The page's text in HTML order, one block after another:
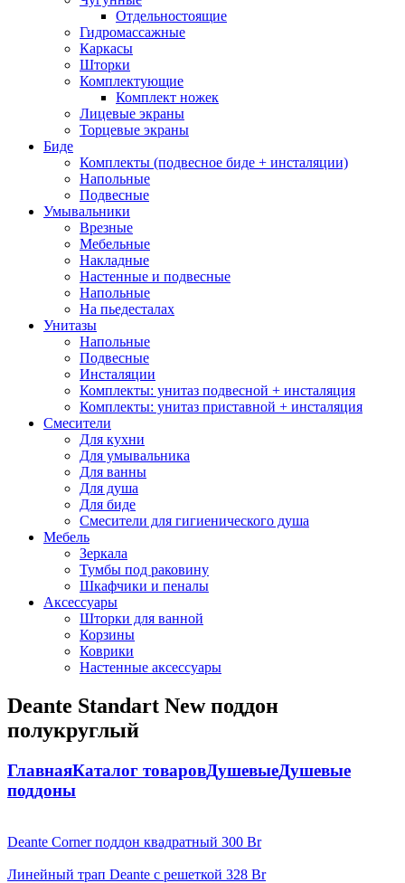
Отдельностоящие
Гидромассажные
Каркасы
Шторки
Комплектующие
Комплект ножек
Лицевые экраны
Торцевые экраны
Биде
Комплекты (подвесное биде + инсталяции)
Напольные
Подвесные
Умывальники
Врезные
Мебельные
Накладные
Настенные и подвесные
Напольные
На пьедесталах
Унитазы
Напольные
Подвесные
Инсталяции
Комплекты: унитаз подвесной + инсталяция
Комплекты: унитаз приставной + инсталяция
Смесители
Для кухни
Для умывальника
Для ванны
Для душа
Для биде
Смесители для гигиенического душа
Мебель
Зеркала
Тумбы под раковину
Шкафчики и пеналы
Аксессуары
Шторки для ванной
Корзины
Коврики
Настенные аксессуары
Deante Standart New поддон
полукруглый
ГлавнаяКаталог товаровДушевыеДушевые
поддоны
Deante Corner поддон квадратный 300 Br
Линейный трап Deante с решеткой 328 Br